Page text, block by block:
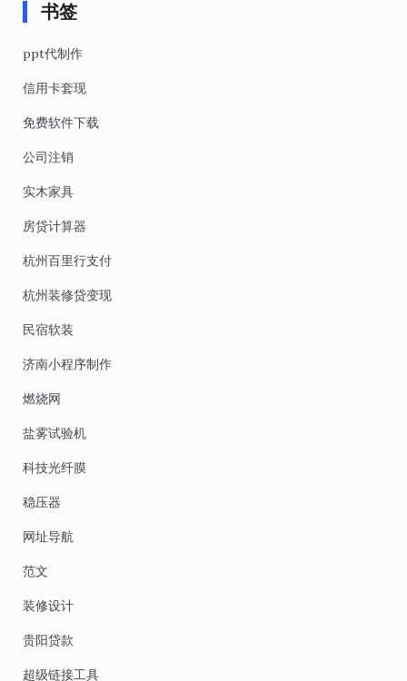
书签
ppt代制作
信用卡套现
免费软件下载
公司注销
实木家具
房贷计算器
杭州百里行支付
杭州装修贷变现
民宿软装
济南小程序制作
燃烧网
盐雾试验机
科技光纤膜
稳压器
网址导航
范文
装修设计
贵阳贷款
超级链接工具